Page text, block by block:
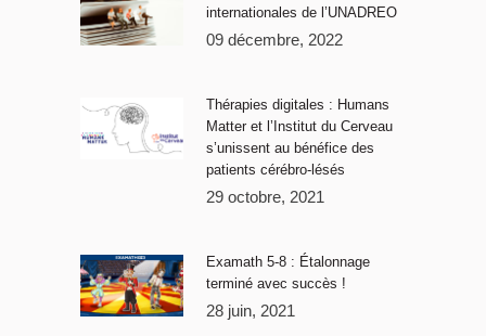
internationales de l’UNADREO
09 décembre, 2022
Thérapies digitales : Humans
Matter et l’Institut du Cerveau
s’unissent au bénéfice des
patients cérébro-lésés
29 octobre, 2021
Examath 5-8 : Étalonnage
terminé avec succès !
28 juin, 2021